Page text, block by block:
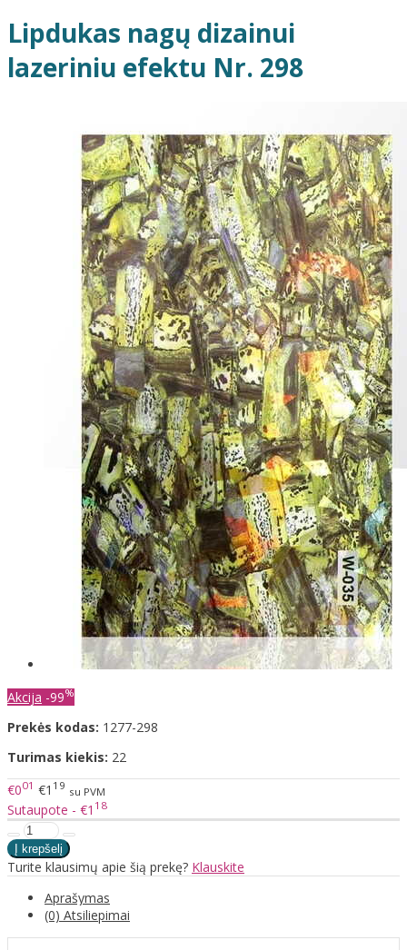
Lipdukas nagų dizainui
lazeriniu efektu Nr. 298
Akcija -99%
Prekės kodas: 1277-298
Turimas kiekis: 22
€001 €1 19 su PVM
Sutaupote - €1 18
Turite klausimų apie šią prekę? Klauskite
Aprašymas
(0) Atsiliepimai